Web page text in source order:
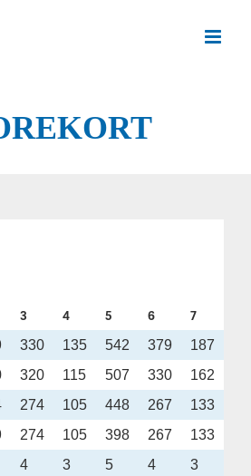
3 4 5 6 7
330 135 542 379 187
320 115 507 330 162
274 105 448 267 133
274 105 398 267 133
4 3 5 4 3